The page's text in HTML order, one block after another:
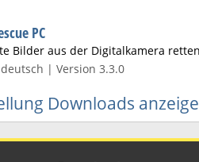
PC
Bilder aus der Digitalkamera
| Version 3.3.0
Downloads